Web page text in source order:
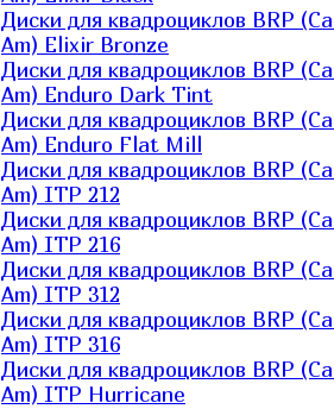
Диски для квадроциклов BRP
Am) Elixir Bronze
Диски для квадроциклов BRP
Am) Enduro Dark Tint
Диски для квадроциклов BRP
Am) Enduro Flat Mill
Диски для квадроциклов BRP
Am) ITP 212
Диски для квадроциклов BRP
Am) ITP 216
Диски для квадроциклов BRP
Am) ITP 312
Диски для квадроциклов BRP
Am) ITP 316
Диски для квадроциклов BRP
Am) ITP Hurricane